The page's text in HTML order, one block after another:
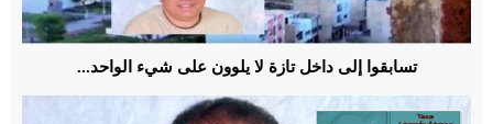
تسابقوا إلى داخل تازة لا يلوون على شيء الواحد...